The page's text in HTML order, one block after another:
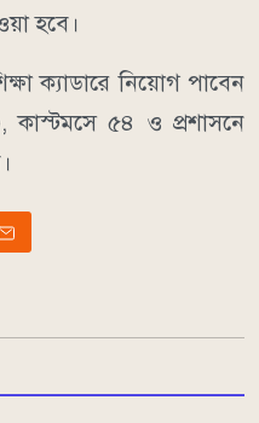
হবে।
ক্যাডারে নিয়োগ পাবেন
৫৪ ও প্রশাসনে